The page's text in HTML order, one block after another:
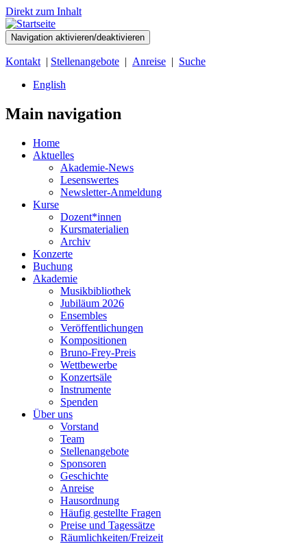
Direkt zum Inhalt
Navigation aktivieren/deaktivieren
Kontakt | Stellenangebote | Anreise | Suche
English
Main navigation
Home
Aktuelles
Akademie-News
Lesenswertes
Newsletter-Anmeldung
Kurse
Dozent*innen
Kursmaterialien
Archiv
Konzerte
Buchung
Akademie
Musikbibliothek
Jubiläum 2026
Ensembles
Veröffentlichungen
Kompositionen
Bruno-Frey-Preis
Wettbewerbe
Konzertsäle
Instrumente
Spenden
Über uns
Vorstand
Team
Stellenangebote
Sponsoren
Geschichte
Anreise
Hausordnung
Häufig gestellte Fragen
Preise und Tagessätze
Räumlichkeiten/Freizeit